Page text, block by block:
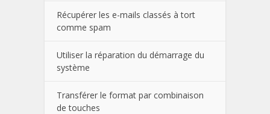
Récupérer les e-mails classés à tort
comme spam
Utiliser la réparation du démarrage du
système
Transférer le format par combinaison
de touches